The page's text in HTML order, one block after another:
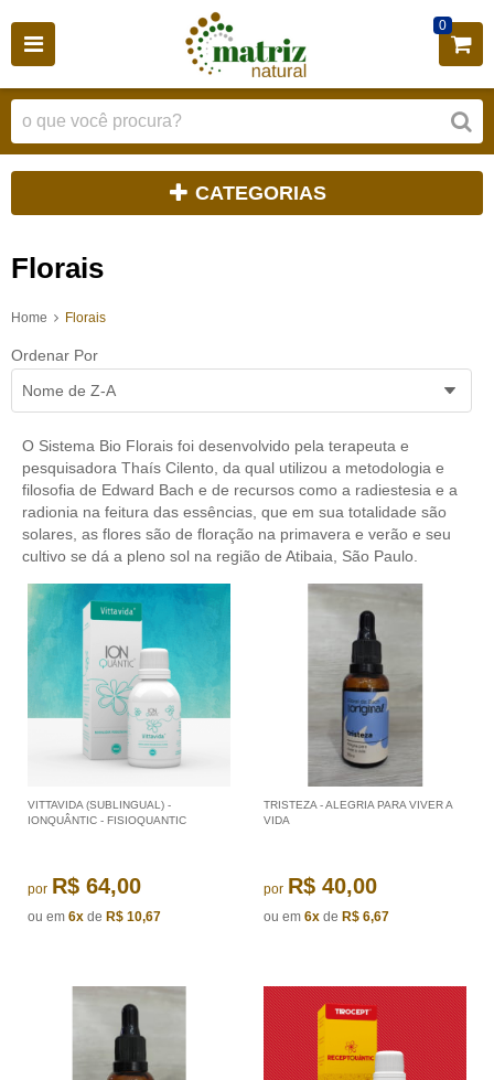
0
CATEGORIAS
Florais
Home Florais
Ordenar Por
Nome de Z-A
O Sistema Bio Florais foi desenvolvido pela terapeuta e
pesquisadora Thaís Cilento, da qual utilizou a metodologia e
filosofia de Edward Bach e de recursos como a radiestesia e a
radionia na feitura das essências, que em sua totalidade são
solares, as flores são de floração na primavera e verão e seu
cultivo se dá a pleno sol na região de Atibaia, São Paulo.
VITTAVIDA (SUBLINGUAL) -
IONQUÂNTIC - FISIOQUANTIC
por R$ 64,00
ou em 6x de R$ 10,67
TRISTEZA - ALEGRIA PARA VIVER A
VIDA
por R$ 40,00
ou em 6x de R$ 6,67